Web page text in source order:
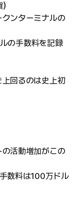
ンターミナルの
の手数料を記録
回るのは史上初
活動増加がこの
数料は100万ドル